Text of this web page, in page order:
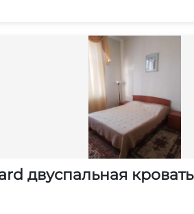
двуспальная кровать